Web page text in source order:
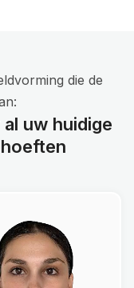
die de
uw huidige